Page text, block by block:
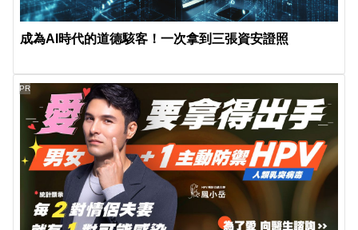
成為AI時代的道德駭客！一次拿到三張資安證照
PR